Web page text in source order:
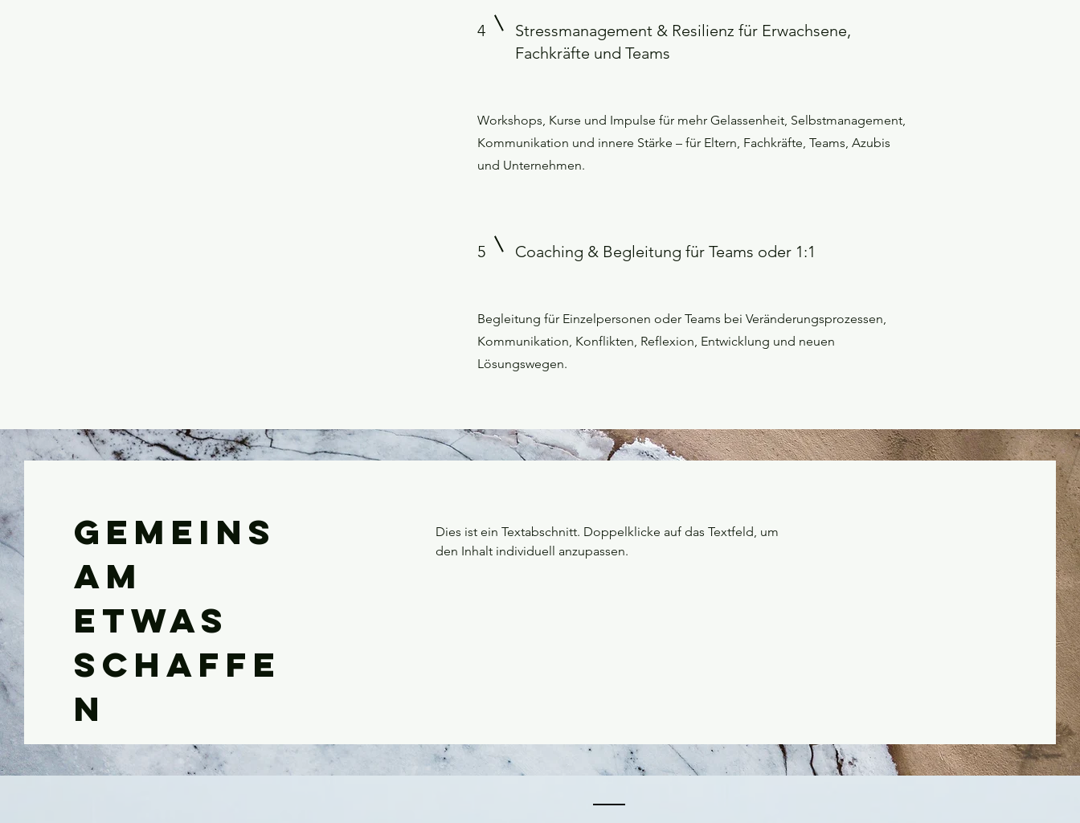
4
Stressmanagement & Resilienz für Erwachsene,
Fachkräfte und Teams
Workshops, Kurse und Impulse für mehr Gelassenheit, Selbstmanagement,
Kommunikation und innere Stärke – für Eltern, Fachkräfte, Teams, Azubis
und Unternehmen.
5 Coaching & Begleitung für Teams oder 1:1
Begleitung für Einzelpersonen oder Teams bei Veränderungsprozessen,
Kommunikation, Konflikten, Reflexion, Entwicklung und neuen
Lösungswegen.
Gemeins
am
etwas
schaffe
n
Dies ist ein Textabschnitt. Doppelklicke auf das Textfeld, um
den Inhalt individuell anzupassen.